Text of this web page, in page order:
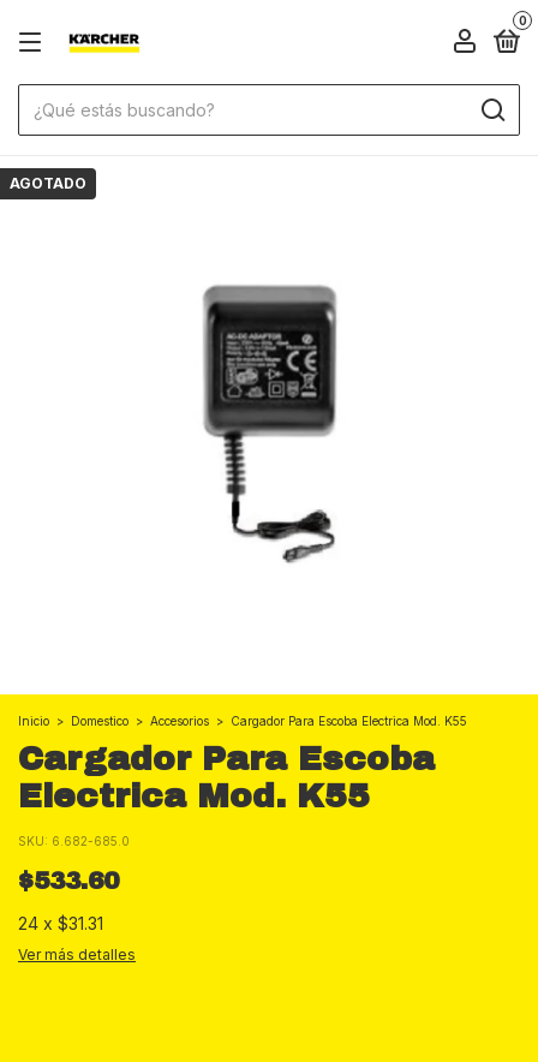
0
AGOTADO
Inicio > Domestico > Accesorios > Cargador Para Escoba Electrica Mod. K55
Cargador Para Escoba
Electrica Mod. K55
SKU: 6.682-685.0
$533.60
24 x $31.31
Ver más detalles